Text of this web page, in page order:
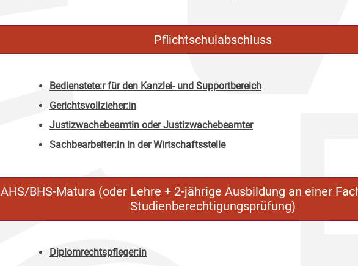
Pflichtschulabschluss
Bedienstete:r für den Kanzlei- und Supportbereich
Gerichtsvollzieher:in
Justizwachebeamtin oder Justizwachebeamter
Sachbearbeiter:in in der Wirtschaftsstelle
AHS/BHS-Matura (oder Lehre + 2-jährige Ausbildung an einer
Studienberechtigungsprüfung)
Diplomrechtspfleger:in